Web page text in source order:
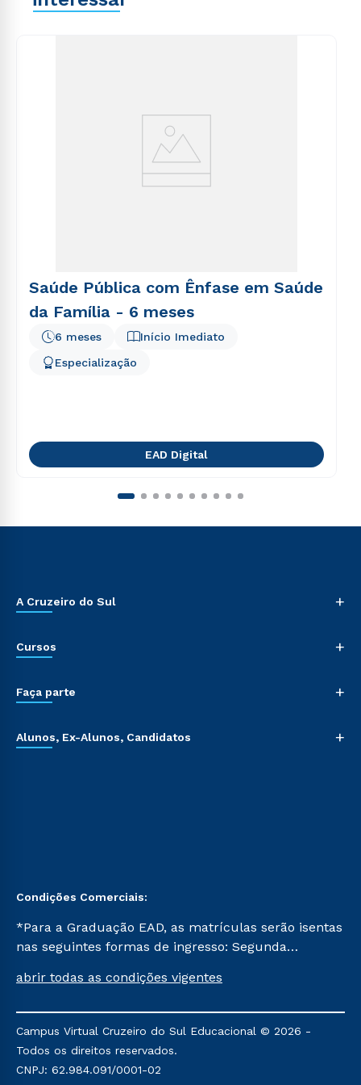
explicabo. Nemo enim ipsam voluptatem quia
Saúde Pública com Ênfase em Saúde
da Família - 6 meses
Início Imediato
6 meses
Especialização
EAD Digital
A Cruzeiro do Sul +
Cursos +
Faça parte +
Alunos, Ex-Alunos, Candidatos +
Condições Comerciais:
*Para a Graduação EAD, as matrículas serão isentas
nas seguintes formas de ingresso: Segunda
Já para as demais, a taxa de matrícula será de R$
mencionadas são referentes aos cursos: Ensino
Religioso, Geografia para a Docência e Metodologia
do Ensino de História: Questões Atuais.
abrir todas as condições vigentes
Campus Virtual Cruzeiro do Sul Educacional © 2026 -
Todos os direitos reservados.
CNPJ: 62.984.091/0001-02